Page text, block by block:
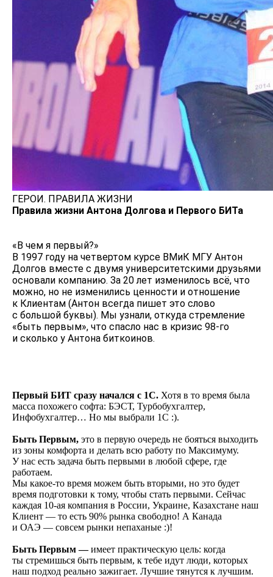
ГЕРОИ. ПРАВИЛА ЖИЗНИ
Правила жизни Антона Долгова и Первого БИТа
«В чем я первый?»
В 1997 году на четвертом курсе ВМиК МГУ Антон
Долгов вместе с двумя университетскими друзьями
основали компанию. За 20 лет изменилось всё, что
можно, но не изменились ценности и отношение
к Клиентам (Антон всегда пишет это слово
с большой буквы). Мы узнали, откуда стремление
«быть первым», что спасло нас в кризис 98-го
и сколько у Антона биткоинов.
Первый БИТ сразу начался с 1С. Хотя в то время была
масса похожего софта: БЭСТ, Турбобухгалтер,
Инфобухгалтер… Но мы выбрали 1С :).
Быть Первым, это в первую очередь не бояться выходить
из зоны комфорта и делать всю работу по Максимуму.
У нас есть задача быть первыми в любой сфере, где
работаем.
Мы какое-то время можем быть вторыми, но это будет
время подготовки к тому, чтобы стать первыми. Сейчас
каждая 10-ая компания в России, Украине, Казахстане наш
Клиент — то есть 90% рынка свободно! А Канада
и ОАЭ — совсем рынки непаханые :)!
Быть Первым —имеет практическую цель: когда
ты стремишься быть первым, к тебе идут люди, которых
наш подход реально зажигает. Лучшие тянутся к лучшим.